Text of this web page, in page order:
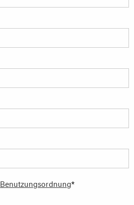
Benutzungsordnung*